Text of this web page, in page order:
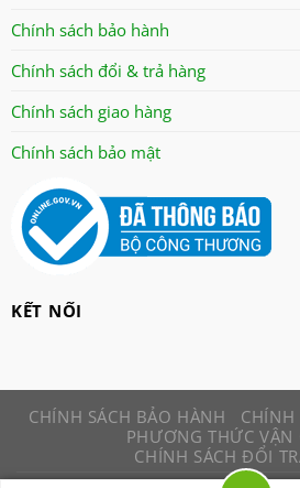
robot
senko
sharp
sunhouse
superwin
tiger
tiross
Chính sách bảo hành
Chính sách đổi & trả hàng
Chính sách giao hàng
Chính sách bảo mật
KẾT NỐI
CHÍNH SÁCH BẢO HÀNH
CHÍNH
PHƯƠNG THỨC VẬN
CHÍNH SÁCH ĐỔI